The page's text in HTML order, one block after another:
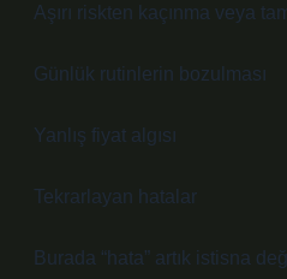
Aşırı riskten kaçınma veya
Günlük rutinlerin bozulması
Yanlış fiyat algısı
Tekrarlayan hatalar
Burada “hata” artık istisna